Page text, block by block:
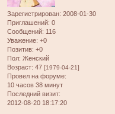
Зарегистрирован: 2008-01-30
Приглашений: 0
Сообщений: 116
Уважение: +0
Позитив: +0
Пол: Женский
Возраст: 47 [1979-04-21]
Провел на форуме:
10 часов 38 минут
Последний визит:
2012-08-20 18:17:20